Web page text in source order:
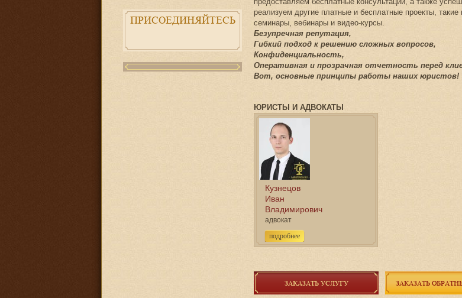
ПРИСОЕДИНЯЙТЕСЬ
реализуем другие платные и бесплатные проекты, такие
семинары, вебинары и видео-курсы.
Безупречная репутация,
Гибкий подход к решению сложных вопросов,
Конфиденциальность,
Оперативная и прозрачная отчетность перед
Вот, основные принципы работы наших юристов!
ЮРИСТЫ И АДВОКАТЫ
Кузнецов
Иван
Владимирович
адвокат
подробнее
ЗАКАЗАТЬ УСЛУГУ ЗАКАЗАТЬ